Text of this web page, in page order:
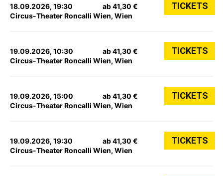
18.09.2026, 19:30
Circus-Theater Roncalli Wien, Wien
ab 41,30 € TICKETS
19.09.2026, 10:30
Circus-Theater Roncalli Wien, Wien
ab 41,30 € TICKETS
19.09.2026, 15:00
Circus-Theater Roncalli Wien, Wien
ab 41,30 € TICKETS
19.09.2026, 19:30
Circus-Theater Roncalli Wien, Wien
ab 41,30 € TICKETS